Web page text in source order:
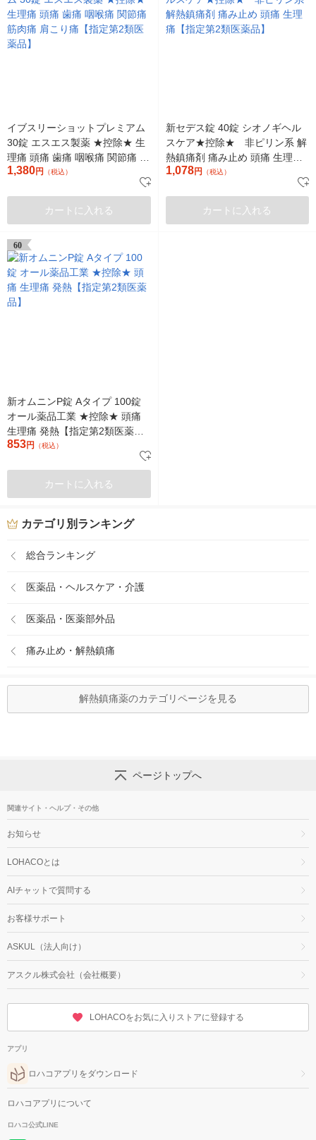
イブスリーショットプレミアム
30錠 エスエス製薬 ★控除★ 生
理痛 頭痛 歯痛 咽喉痛 関節痛 筋
肉痛 肩こり痛【指定第2類医薬
1,380円 （税込）
カートに入れる
新セデス錠 40錠 シオノギヘル
スケア★控除★ 非ピリン系 解
熱鎮痛剤 痛み止め 頭痛 生理痛
【指定第2類医薬品】
1,078円 （税込）
カートに入れる
60
新オムニンP錠 Aタイプ 100錠
オール薬品工業 ★控除★ 頭痛
生理痛 発熱【指定第2類医薬
品】
853円 （税込）
カートに入れる
カテゴリ別ランキング
総合ランキング
医薬品・ヘルスケア・介護
医薬品・医薬部外品
痛み止め・解熱鎮痛
解熱鎮痛薬のカテゴリページを見る
ページトップへ
関連サイト・ヘルプ・その他
お知らせ
LOHACOとは
AIチャットで質問する
お客様サポート
ASKUL（法人向け）
アスクル株式会社（会社概要）
LOHACOをお気に入りストアに登録する
アプリ
ロハコアプリをダウンロード
ロハコアプリについて
ロハコ公式LINE